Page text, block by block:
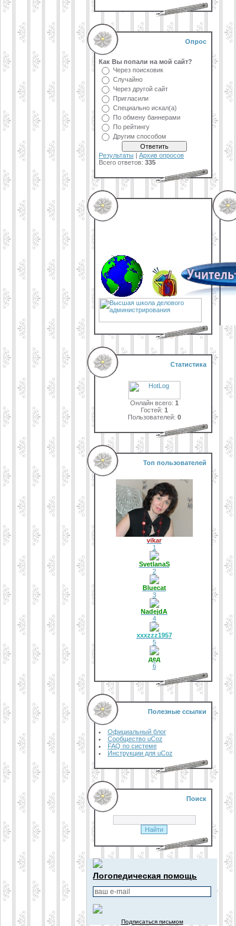
Опрос
Как Вы попали на мой сайт?
Через поисковик
Случайно
Через другой сайт
Пригласили
Специально искал(а)
По обмену баннерами
По рейтингу
Другим способом
Результаты | Архив опросов
Всего ответов: 335
Статистика
Онлайн всего: 1
Гостей: 1
Пользователей: 0
Топ пользователей
vikar
1
SvetlanaS
2
Bluecat
3
NadejdA
4
xxxzzz1957
5
дед
6
Полезные ссылки
Официальный блог
Сообщество uCoz
FAQ по системе
Инструкции для uCoz
Поиск
Логопедическая помощь
Подписаться письмом